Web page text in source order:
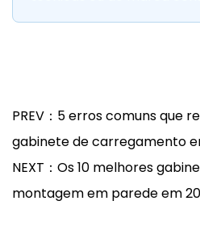
PREV：5 erros comuns que
gabinete de carregamento
NEXT：Os 10 melhores
montagem em parede em